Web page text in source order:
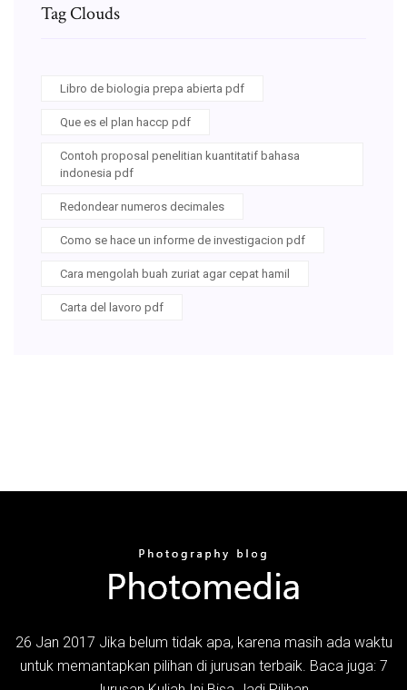
Tag Clouds
Libro de biologia prepa abierta pdf
Que es el plan haccp pdf
Contoh proposal penelitian kuantitatif bahasa
indonesia pdf
Redondear numeros decimales
Como se hace un informe de investigacion pdf
Cara mengolah buah zuriat agar cepat hamil
Carta del lavoro pdf
26 Jan 2017 Jika belum tidak apa, karena masih ada waktu
untuk memantapkan pilihan di jurusan terbaik. Baca juga: 7